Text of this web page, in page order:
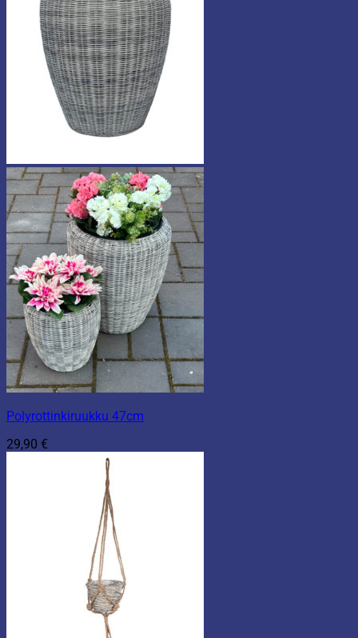
Polyrottinkiruukku 47cm
29,90 €